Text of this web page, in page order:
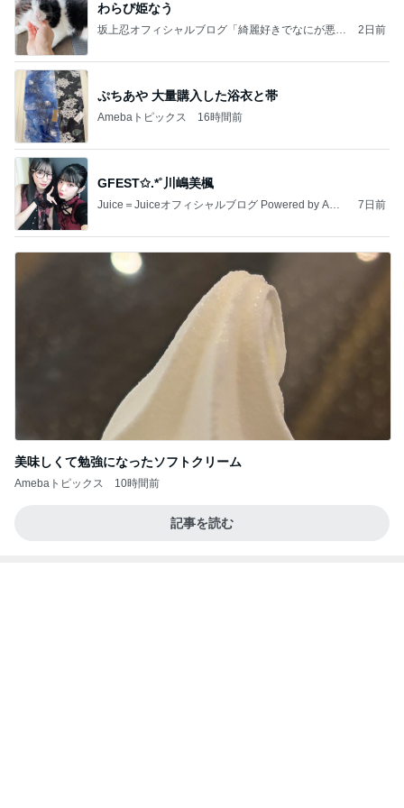
わらび姫なう
坂上忍オフィシャルブログ「綺麗好きでなにが悪
2日前
ぷちあや 大量購入した浴衣と帯
Amebaトピックス 16時間前
GFEST✩.*˚川嶋美楓
Juice＝Juiceオフィシャルブログ Powered by Ame
7日前
美味しくて勉強になったソフトクリーム
Amebaトピックス 10時間前
記事を読む